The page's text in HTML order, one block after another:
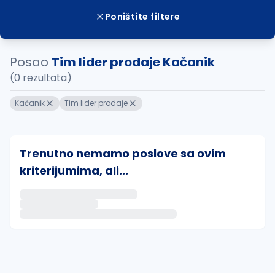
Poništite filtere
Posao Tim lider prodaje Kačanik
(0 rezultata)
Kačanik Tim lider prodaje
Trenutno nemamo poslove sa ovim
kriterijumima, ali...